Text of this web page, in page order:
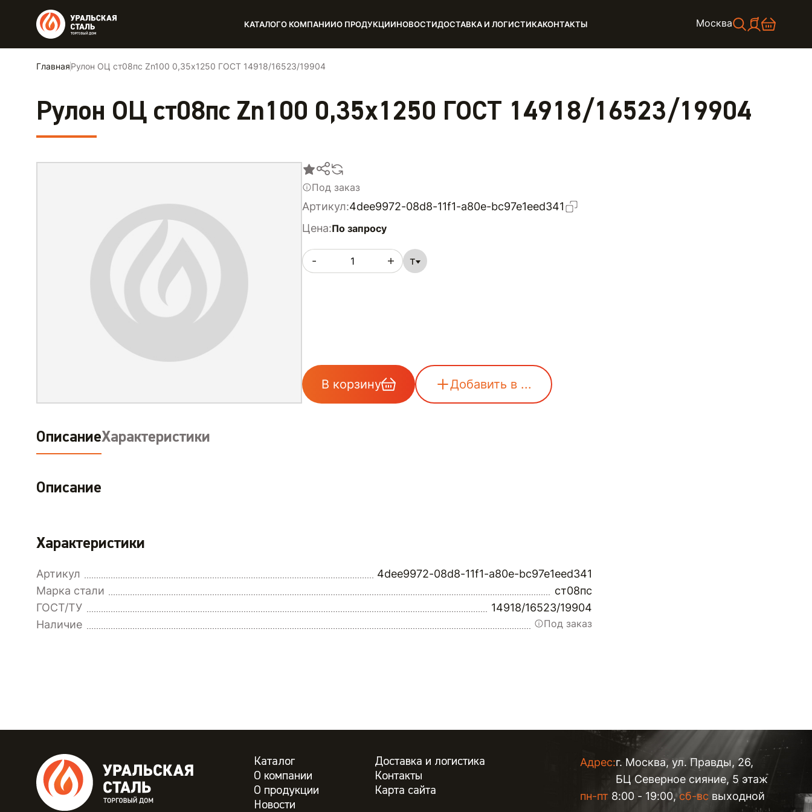
КАТАЛОГО КОМПАНИИО ПРОДУКЦИИНОВОСТИДОСТАВКА И ЛОГИСТИКАКОНТАКТЫ Москва
ГлавнаяРулон ОЦ ст08пс Zn100 0,35х1250 ГОСТ 14918/16523/19904
Рулон ОЦ ст08пс Zn100 0,35х1250 ГОСТ 14918/16523/19904
Под заказ
Артикул:4dee9972-08d8-11f1-a80e-bc97e1eed341
Цена:По запросу
- т
В корзину Добавить в ...
ОписаниеХарактеристики
Описание
Характеристики
Артикул
4dee9972-08d8-11f1-a80e-bc97e1eed341
Марка стали
ст08пс
ГОСТ/ТУ
14918/16523/19904
Наличие
Под заказ
Каталог
О компании
О продукции
Новости
Доставка и логистика
Контакты
Карта сайта
Адрес:г. Москва, ул. Правды, 26,
БЦ Северное сияние, 5 этаж
пн-пт 8:00 - 19:00,сб-вс выходной